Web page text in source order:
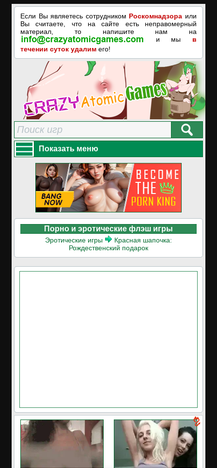
Если Вы являетесь сотрудником Роскомнадзора или
Вы считаете, что на сайте есть неправомерный
материал, то напишите нам на
и мы в
течении суток удалим его!
Показать меню
Порно и эротические флэш игры
Эротические игры
Красная шапочка:
Рождественский подарок